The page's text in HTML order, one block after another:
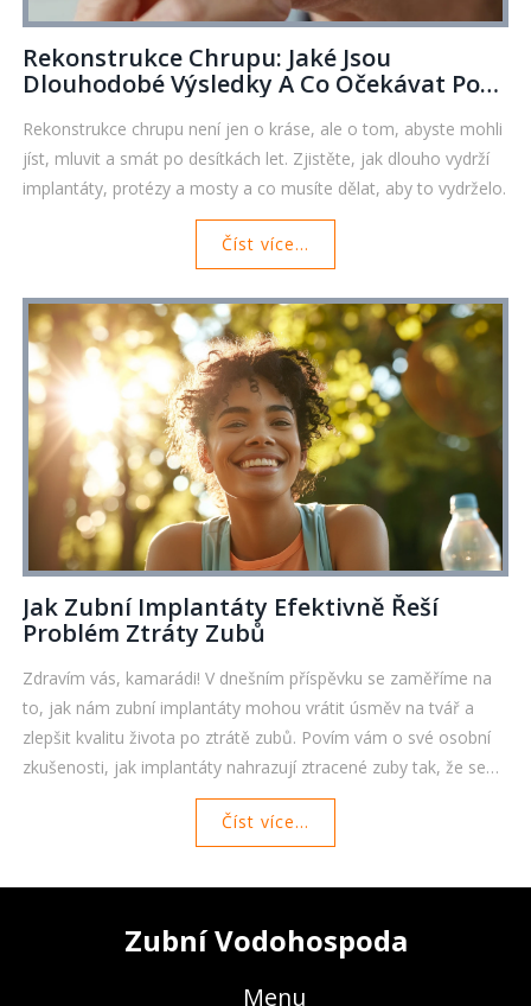
Rekonstrukce Chrupu: Jaké Jsou
Dlouhodobé Výsledky A Co Očekávat Po
Rekonstrukce chrupu není jen o kráse, ale o tom, abyste mohli
jíst, mluvit a smát po desítkách let. Zjistěte, jak dlouho vydrží
implantáty, protézy a mosty a co musíte dělat, aby to vydrželo.
Číst více...
Jak Zubní Implantáty Efektivně Řeší
Problém Ztráty Zubů
Zdravím vás, kamarádi! V dnešním příspěvku se zaměříme na
to, jak nám zubní implantáty mohou vrátit úsměv na tvář a
zlepšit kvalitu života po ztrátě zubů. Povím vám o své osobní
zkušenosti, jak implantáty nahrazují ztracené zuby tak, že se
nemusíte obávat ani žvýkání tvrdé potravy. Také budeme
hovořit o tom, jak implantáty zabrání poškození čelistní kosti a
i vy stojíte před rozhodnutím, jak řešit chybějící zub, neváhejte
Číst více...
Zubní Vodohospoda
Menu